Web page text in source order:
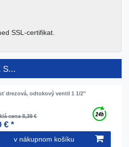
SSL-certifikat.
S...
drezová, odtokový ventil 1 1/2"
cena 8,39 €
€ *
v nákupnom košíku